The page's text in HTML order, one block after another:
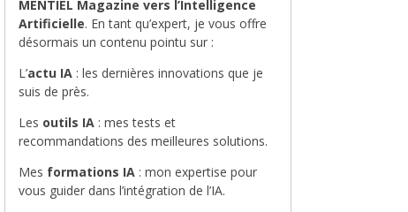
LE MIX DU MOIS
MENTIEL Magazine vers l’Intelligence
Artificielle. En tant qu’expert, je vous offre
désormais un contenu pointu sur :
L’actu IA : les dernières innovations que je
suis de près.
Les outils IA : mes tests et
recommandations des meilleures solutions.
Mes formations IA : mon expertise pour
vous guider dans l’intégration de l’IA.